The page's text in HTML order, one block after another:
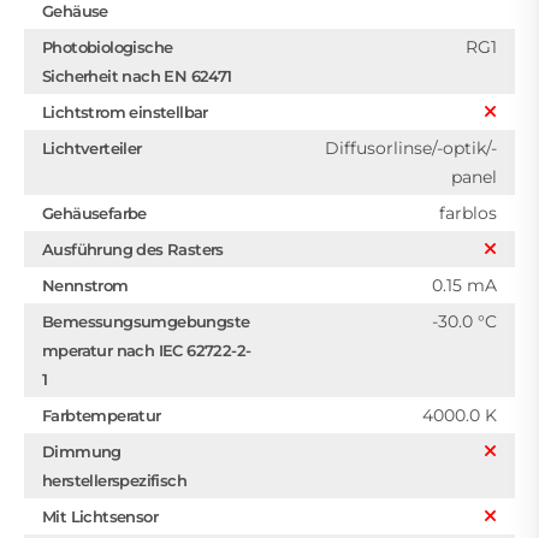
Gehäuse
Photobiologische
Sicherheit nach EN 62471
RG1
Lichtstrom einstellbar
Lichtverteiler
Diffusorlinse/-optik/-
panel
Gehäusefarbe farblos
Ausführung des Rasters
Nennstrom
0.15 mA
Bemessungsumgebungste
mperatur nach IEC 62722-2-
1
-30.0 °C
Farbtemperatur 4000.0 K
Dimmung
herstellerspezifisch
Mit Lichtsensor